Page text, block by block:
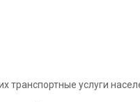
услуги